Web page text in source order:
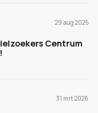
29 aug 2025
Centrum
31 mrt 2026